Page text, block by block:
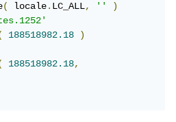
( locale.LC_ALL, ''
)
( 188518982.18
)
( 188518982.18,